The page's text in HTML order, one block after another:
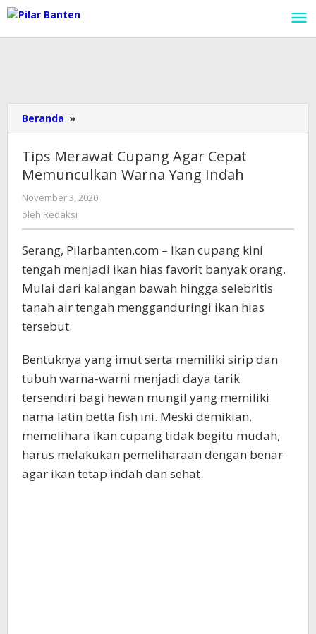
Lewati
ke
konten
Beranda »
Merawat
Agar
Cepat
Memunculkan
Tips Merawat Cupang Agar Cepat
Memunculkan Warna Yang Indah
November 3, 2020
oleh Redaksi
Serang, Pilarbanten.com – Ikan cupang kini
tengah menjadi ikan hias favorit banyak orang.
Mulai dari kalangan bawah hingga selebritis
tanah air tengah mengganduringi ikan hias
tersebut.
Bentuknya yang imut serta memiliki sirip dan
tubuh warna-warni menjadi daya tarik
tersendiri bagi hewan mungil yang memiliki
nama latin betta fish ini. Meski demikian,
memelihara ikan cupang tidak begitu mudah,
harus melakukan pemeliharaan dengan benar
agar ikan tetap indah dan sehat.